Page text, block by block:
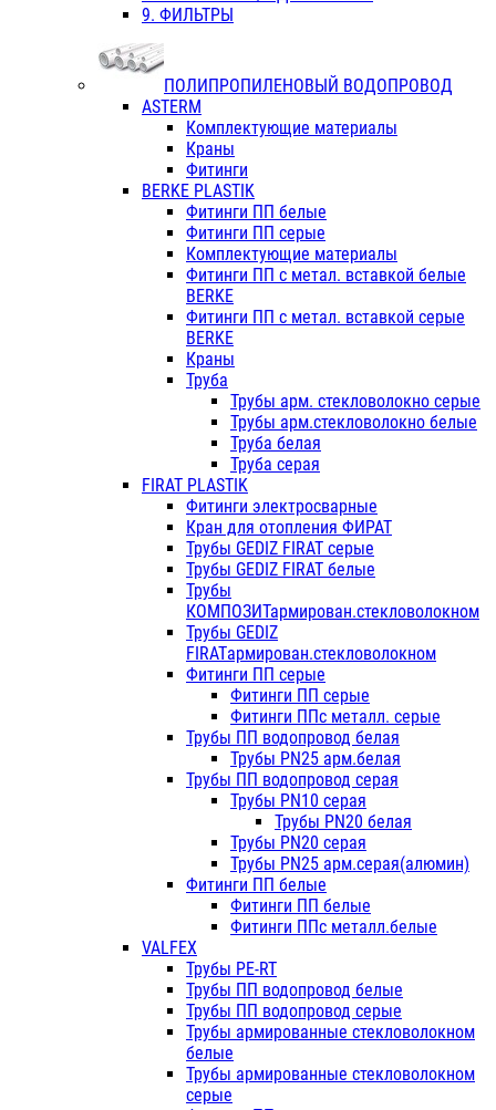
9. ФИЛЬТРЫ
ПОЛИПРОПИЛЕНОВЫЙ ВОДОПРОВОД
ASTERM
Комплектующие материалы
Краны
Фитинги
BERKE PLASTIK
Фитинги ПП белые
Фитинги ПП серые
Комплектующие материалы
Фитинги ПП с метал. вставкой белые
BERKE
Фитинги ПП с метал. вставкой серые
BERKE
Краны
Труба
Трубы арм. стекловолокно серые
Трубы арм.стекловолокно белые
Труба белая
Труба серая
FIRAT PLASTIK
Фитинги электросварные
Кран для отопления ФИРАТ
Трубы GEDIZ FIRAT серые
Трубы GEDIZ FIRAT белые
Трубы
КОМПОЗИТармирован.стекловолокном
Трубы GEDIZ
FIRATармирован.стекловолокном
Фитинги ПП серые
Фитинги ПП серые
Фитинги ППс металл. серые
Трубы ПП водопровод белая
Трубы PN25 арм.белая
Трубы ПП водопровод серая
Трубы PN10 серая
Трубы PN20 белая
Трубы PN20 серая
Трубы PN25 арм.серая(алюмин)
Фитинги ПП белые
Фитинги ПП белые
Фитинги ППс металл.белые
VALFEX
Трубы PE-RT
Трубы ПП водопровод белые
Трубы ПП водопровод серые
Трубы армированные стекловолокном
белые
Трубы армированные стекловолокном
серые